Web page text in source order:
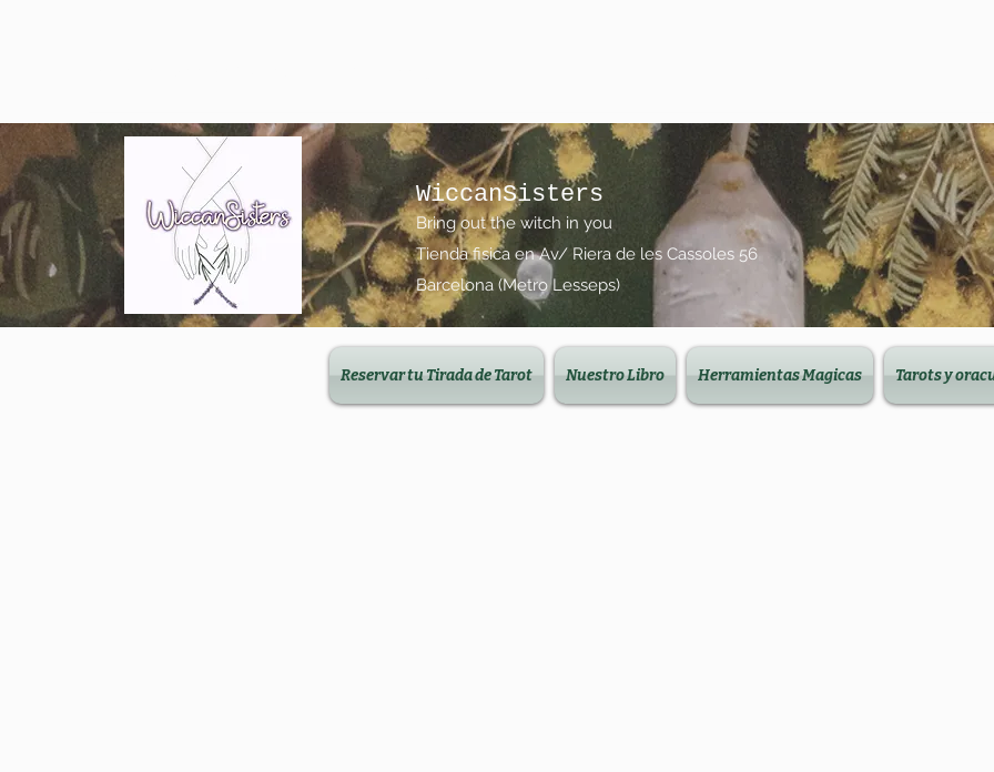
WiccanSisters
Bring out the witch in you
Tienda fisica en Av/ Riera de les Cassoles 56
Barcelona (Metro Lesseps)
Reservar tu Tirada de Tarot Nuestro Libro Herramientas Magicas Tarots y